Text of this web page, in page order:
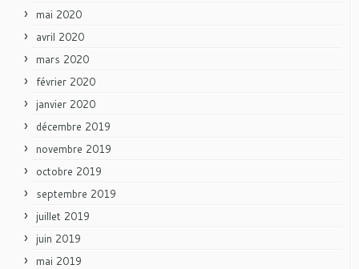
mai 2020
avril 2020
mars 2020
février 2020
janvier 2020
décembre 2019
novembre 2019
octobre 2019
septembre 2019
juillet 2019
juin 2019
mai 2019